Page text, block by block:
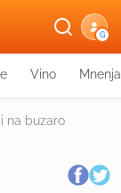
G
Vino Mnenja
na buzaro